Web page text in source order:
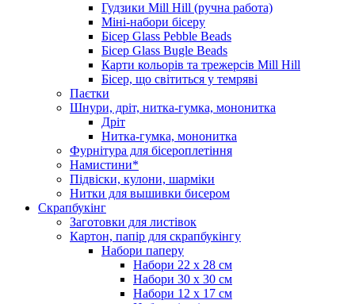
Гудзики Mill Hill (ручна работа)
Міні-набори бісеру
Бісер Glass Pebble Beads
Бісер Glass Bugle Beads
Карти кольорів та трежерсів Mill Hill
Бісер, що світиться у темряві
Паєтки
Шнури, дріт, нитка-гумка, мононитка
Дріт
Нитка-гумка, мононитка
Фурнітура для бісероплетіння
Намистини*
Підвіски, кулони, шарміки
Нитки для вышивки бисером
Скрапбукінг
Заготовки для листівок
Картон, папір для скрапбукінгу
Набори паперу
Набори 22 х 28 см
Набори 30 х 30 см
Набори 12 х 17 см